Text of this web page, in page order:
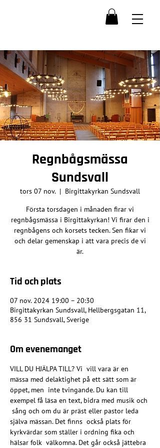
Regnbågsmässa
Sundsvall
tors 07 nov.
  |
Birgittakyrkan Sundsvall
Första torsdagen i månaden firar vi
regnbågsmässa i Birgittakyrkan! Vi firar den i
regnbågens och korsets tecken. Sen fikar vi
och delar gemenskap i att vara precis de vi
är.
Tid och plats
07 nov. 2024 19:00 – 20:30
Birgittakyrkan Sundsvall, Hellbergsgatan 11,
856 31 Sundsvall, Sverige
Om evenemanget
VILL DU HJÄLPA TILL? Vi  vill vara är en
mässa med delaktighet på ett sätt som är
öppet, men  inte tvingande. Du kan till
exempel få läsa en text, bidra med musik och
sång och om du är präst eller pastor leda
själva mässan. Det finns  också plats för
kyrkvärdar som ställer i ordning fika och
hälsar folk  välkomna. Det går också jättebra